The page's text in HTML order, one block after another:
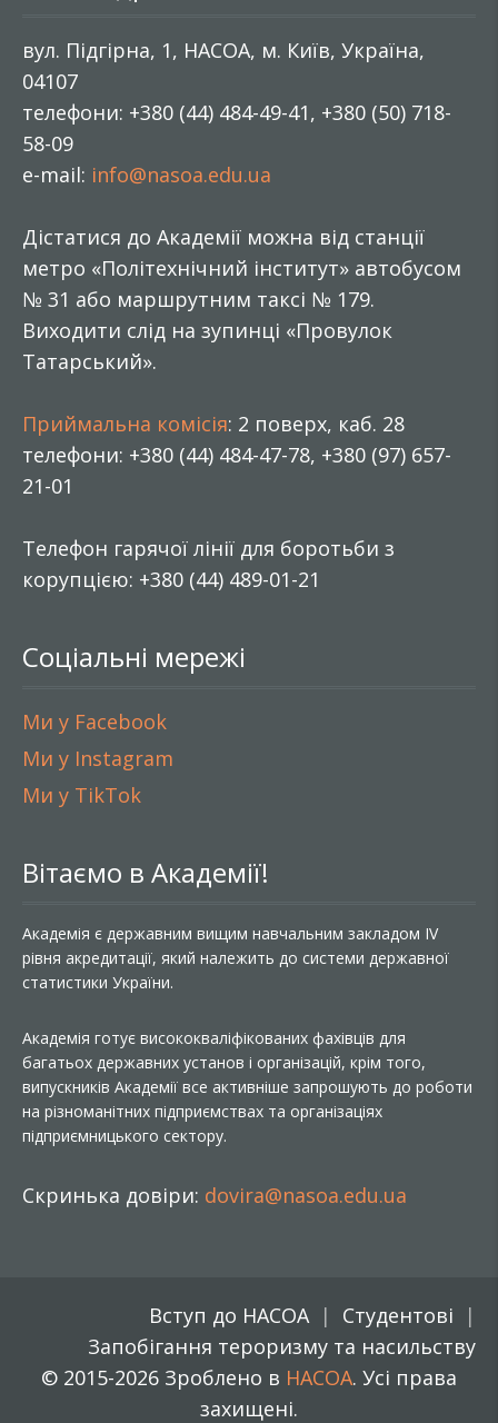
вул. Підгірна, 1, НАСОА, м. Київ, Україна,
04107
телефони: +380 (44) 484-49-41, +380 (50) 718-
58-09
e-mail: info@nasoa.edu.ua
Дістатися до Академії можна від станції
метро «Політехнічний інститут» автобусом
№ 31 або маршрутним таксі № 179.
Виходити слід на зупинці «Провулок
Татарський».
Приймальна комісія: 2 поверх, каб. 28
телефони: +380 (44) 484-47-78, +380 (97) 657-
21-01
Телефон гарячої лінії для боротьби з
корупцією: +380 (44) 489-01-21
Соціальні мережі
Ми у Facebook
Ми у Instagram
Ми у TikTok
Вітаємо в Академії!
Академія є державним вищим навчальним закладом IV
рівня акредитації, який належить до системи державної
статистики України.
Академія готує висококваліфікованих фахівців для
багатьох державних установ і організацій, крім того,
випускників Академії все активніше запрошують до роботи
на різноманітних підприємствах та організаціях
підприємницького сектору.
Скринька довіри: dovira@nasoa.edu.ua
Вступ до НАСОА
Студентові
Запобігання тероризму та насильству
© 2015-2026 Зроблено в НАСОА. Усі права
захищені.